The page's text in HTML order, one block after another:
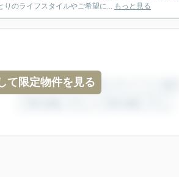
りのライフスタイルやご希望に... もっと見る
て限定物件を見る